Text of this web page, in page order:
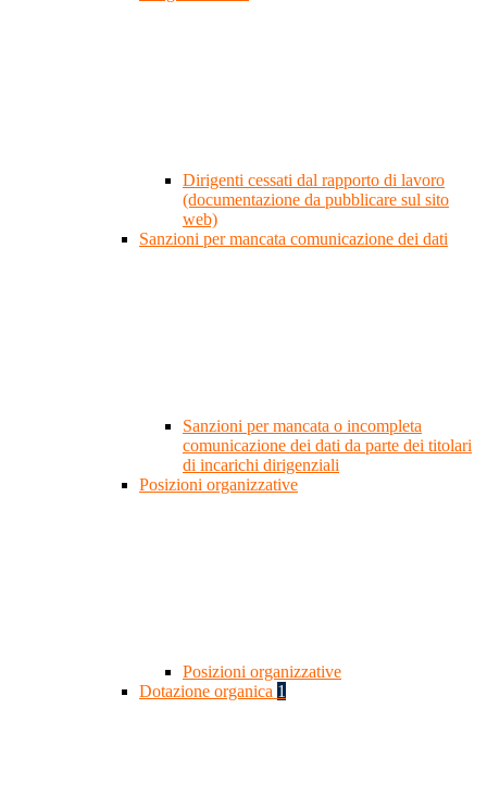
Dirigenti cessati dal rapporto di lavoro
(documentazione da pubblicare sul sito
web)
Sanzioni per mancata comunicazione dei dati
Sanzioni per mancata o incompleta
comunicazione dei dati da parte dei titolari
di incarichi dirigenziali
Posizioni organizzative
Posizioni organizzative
Dotazione organica 1